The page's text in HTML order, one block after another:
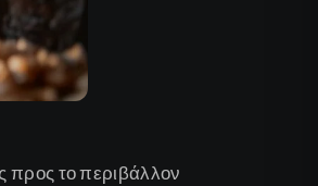
προς το περιβάλλον